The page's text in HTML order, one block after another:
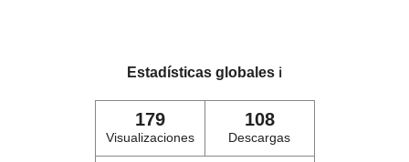
Estadísticas globales ℹ️
179
Visualizaciones
108
Descargas